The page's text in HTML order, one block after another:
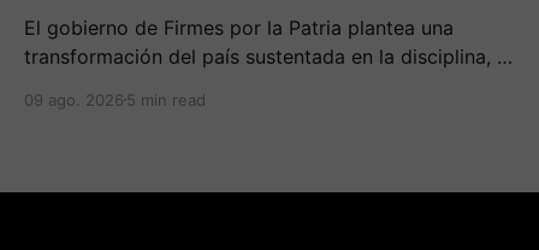
El gobierno de Firmes por la Patria plantea una
transformación del país sustentada en la disciplina, el
una mayor presencia de los uniformados en el
09 ago. 2026 5 min read